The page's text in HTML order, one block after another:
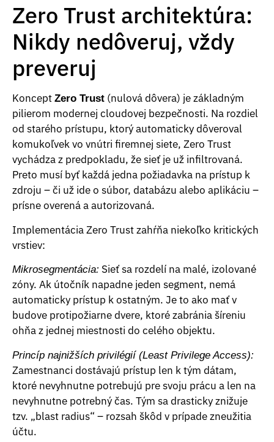
Zero Trust architektúra:
Nikdy nedôveruj, vždy
preveruj
Koncept Zero Trust (nulová dôvera) je základným
pilierom modernej cloudovej bezpečnosti. Na rozdiel
od starého prístupu, ktorý automaticky dôveroval
komukoľvek vo vnútri firemnej siete, Zero Trust
vychádza z predpokladu, že sieť je už infiltrovaná.
Preto musí byť každá jedna požiadavka na prístup k
zdroju – či už ide o súbor, databázu alebo aplikáciu –
prísne overená a autorizovaná.
Implementácia Zero Trust zahŕňa niekoľko kritických
vrstiev:
Mikrosegmentácia: Sieť sa rozdelí na malé, izolované
zóny. Ak útočník napadne jeden segment, nemá
automaticky prístup k ostatným. Je to ako mať v
budove protipožiarne dvere, ktoré zabránia šíreniu
ohňa z jednej miestnosti do celého objektu.
Princíp najnižších privilégií (Least Privilege Access):
Zamestnanci dostávajú prístup len k tým dátam,
ktoré nevyhnutne potrebujú pre svoju prácu a len na
nevyhnutne potrebný čas. Tým sa drasticky znižuje
tzv. „blast radius“ – rozsah škôd v prípade zneužitia
účtu.